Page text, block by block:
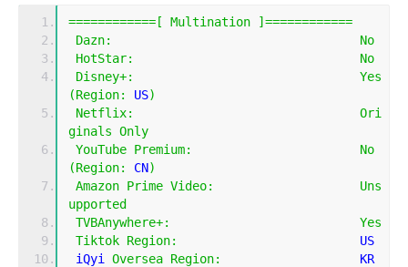
============[ Multination
]============
Dazn:
No
HotStar:
No
Disney+:
Yes
(Region: US)
Netflix:
Ori
ginals Only
YouTube Premium:
No
(Region: CN)
Amazon Prime Video:
Uns
upported
TVBAnywhere+:
Yes
Tiktok Region:
                         US
iQyi Oversea Region:
                   KR